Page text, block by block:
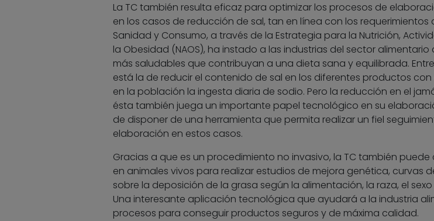
La TC también resulta eficaz para optimizar los procesos de
en los casos de reducción de sal, tan en línea con los requerimientos
Sanidad y Consumo, a través de la Estrategia para la Nutrición,
la Obesidad (NAOS), ha instado a las industrias del sector
más saludables que contribuyan a una dieta sana y equilibrada.
está la de reducir el contenido de sal en los diferentes productos
en la población la ingesta diaria de sodio. Pero la reducción en el
ésta también juega un importante papel tecnológico en su
de disponer de una herramienta que permita realizar un fiel
elaboración en estos casos.
Gracias a que es un procedimiento no invasivo, la TC también
en animales vivos para realizar estudios de mejora genética, curvas
sobre la deposición de la grasa según la alimentación, la raza, el
Una interesante aplicación tecnológica que ayudará a la industria
procesos para conseguir productos seguros y de máxima calidad.